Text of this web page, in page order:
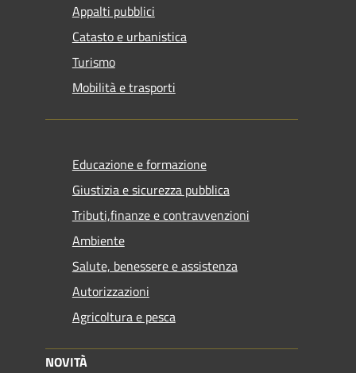
Appalti pubblici
Catasto e urbanistica
Turismo
Mobilità e trasporti
Educazione e formazione
Giustizia e sicurezza pubblica
Tributi,finanze e contravvenzioni
Ambiente
Salute, benessere e assistenza
Autorizzazioni
Agricoltura e pesca
NOVITÀ